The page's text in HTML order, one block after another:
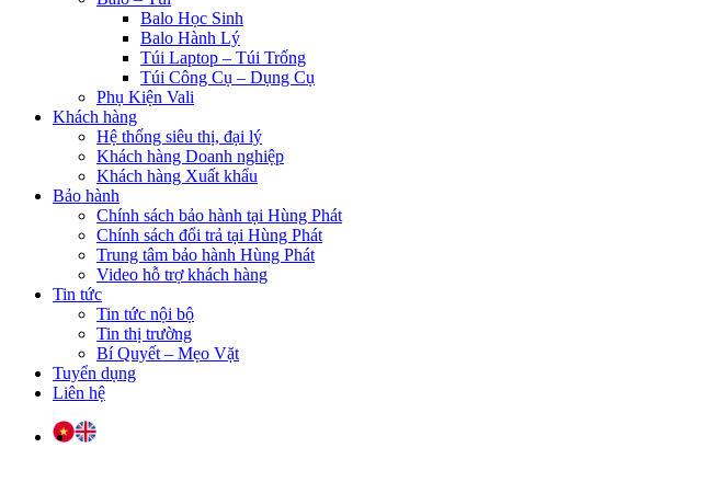
Balo Học Sinh
Balo Hành Lý
Túi Laptop – Túi Trống
Túi Công Cụ – Dụng Cụ
Phụ Kiện Vali
Khách hàng
Hệ thống siêu thị, đại lý
Khách hàng Doanh nghiệp
Khách hàng Xuất khẩu
Bảo hành
Chính sách bảo hành tại Hùng Phát
Chính sách đổi trả tại Hùng Phát
Trung tâm bảo hành Hùng Phát
Video hỗ trợ khách hàng
Tin tức
Tin tức nội bộ
Tin thị trường
Bí Quyết – Mẹo Vặt
Tuyển dụng
Liên hệ